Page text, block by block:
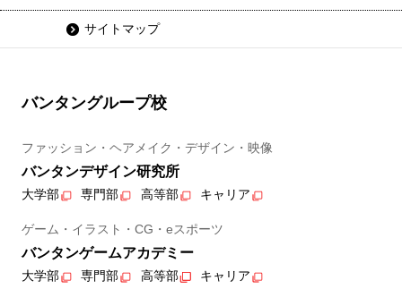
サイトマップ
バンタングループ校
ファッション・ヘアメイク・デザイン・映像
バンタンデザイン研究所
大学部 専門部 高等部 キャリア
ゲーム・イラスト・CG・eスポーツ
バンタンゲームアカデミー
大学部 専門部 高等部 キャリア